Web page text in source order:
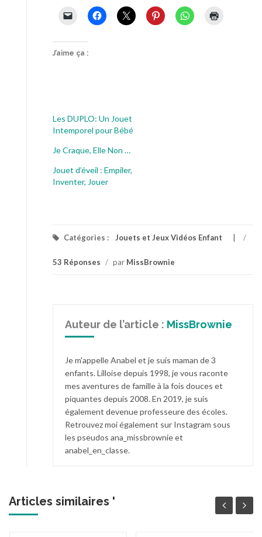
J’aime ça :
Les DUPLO: Un Jouet
Intemporel pour Bébé
Je Craque, Elle Non …
Jouet d’éveil : Empiler,
Inventer, Jouer
Catégories : Jouets et Jeux Vidéos Enfant /
53 Réponses / par MissBrownie
Auteur de l’article : MissBrownie
Je m'appelle Anabel et je suis maman de 3
enfants. Lilloise depuis 1998, je vous raconte
mes aventures de famille à la fois douces et
piquantes depuis 2008. En 2019, je suis
également devenue professeure des écoles.
Retrouvez moi également sur Instagram sous
les pseudos ana_missbrownie et
anabel_en_classe.
Articles similaires '